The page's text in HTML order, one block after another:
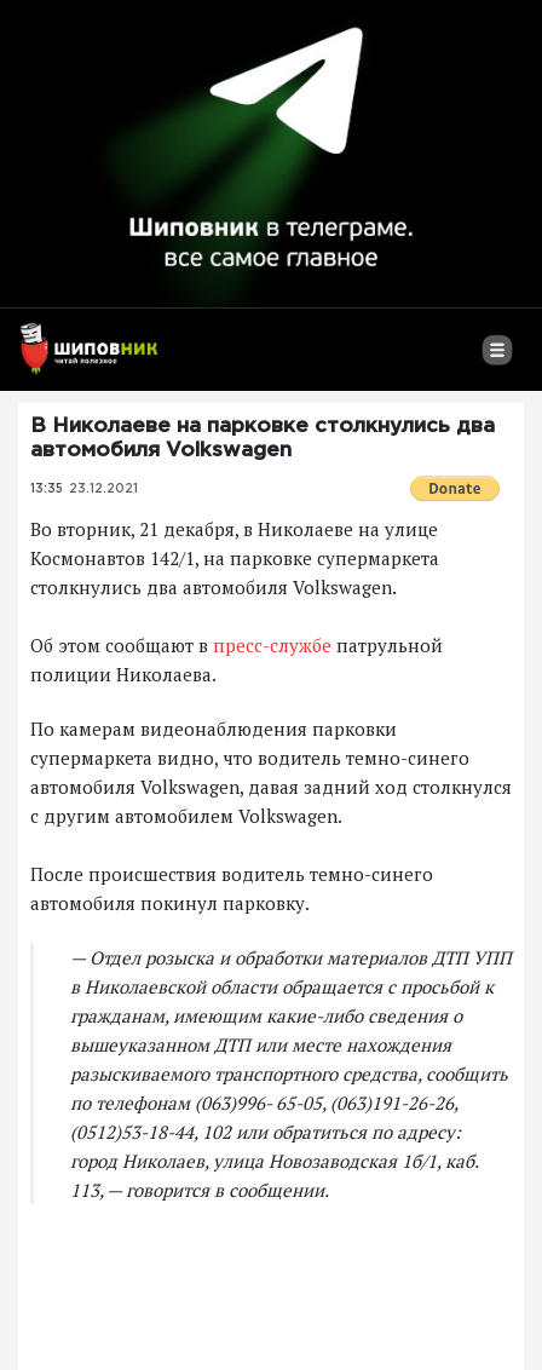
В Николаеве на парковке столкнулись два
автомобиля Volkswagen
13:35 23.12.2021
Во вторник, 21 декабря, в Николаеве на улице
Космонавтов 142/1, на парковке супермаркета
столкнулись два автомобиля Volkswagen.
Об этом сообщают в пресс-службе патрульной
полиции Николаева.
По камерам видеонаблюдения парковки
супермаркета видно, что водитель темно-синего
автомобиля Volkswagen, давая задний ход столкнулся
с другим автомобилем Volkswagen.
После происшествия водитель темно-синего
автомобиля покинул парковку.
— Отдел розыска и обработки материалов ДТП УПП
в Николаевской области обращается с просьбой к
гражданам, имеющим какие-либо сведения о
вышеуказанном ДТП или месте нахождения
разыскиваемого транспортного средства, сообщить
по телефонам (063)996- 65-05, (063)191-26-26,
(0512)53-18-44, 102 или обратиться по адресу:
город Николаев, улица Новозаводская 1б/1, каб.
113, — говорится в сообщении.